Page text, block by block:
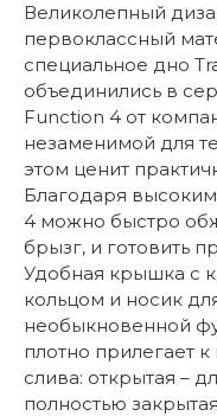
Великолепный
первоклассный
специальное дно
объединились в
Function 4 от
незаменимой для
этом ценит
Благодаря
4 можно быстро
брызг, и готовить
Удобная крышка с
кольцом и носик
необыкновенной
плотно прилегает
слива: открытая –
полностью